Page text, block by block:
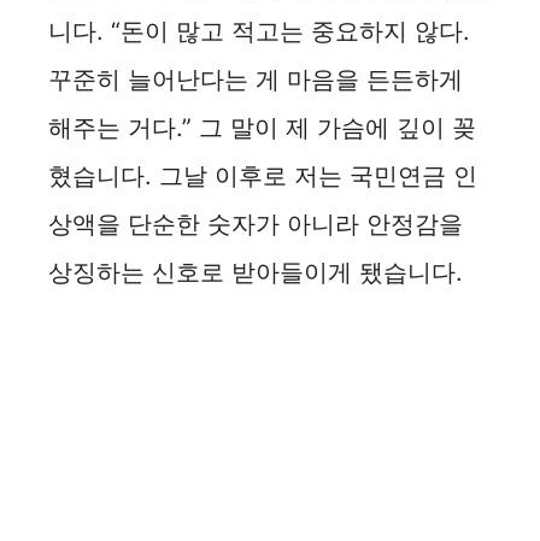
니다. “돈이 많고 적고는 중요하지 않다.
꾸준히 늘어난다는 게 마음을 든든하게
해주는 거다.” 그 말이 제 가슴에 깊이 꽂
혔습니다. 그날 이후로 저는 국민연금 인
상액을 단순한 숫자가 아니라 안정감을
상징하는 신호로 받아들이게 됐습니다.